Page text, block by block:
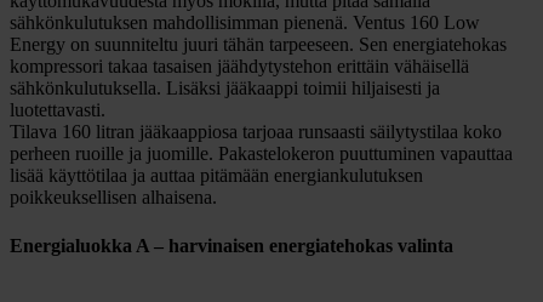
sähkönkulutuksen mahdollisimman pienenä. Ventus 160 Low
Energy on suunniteltu juuri tähän tarpeeseen. Sen energiatehokas
kompressori takaa tasaisen jäähdytystehon erittäin vähäisellä
sähkönkulutuksella. Lisäksi jääkaappi toimii hiljaisesti ja
luotettavasti.
Tilava 160 litran jääkaappiosa tarjoaa runsaasti säilytystilaa koko
perheen ruoille ja juomille. Pakastelokeron puuttuminen vapauttaa
lisää käyttötilaa ja auttaa pitämään energiankulutuksen
poikkeuksellisen alhaisena.
Energialuokka A – harvinaisen energiatehokas valinta